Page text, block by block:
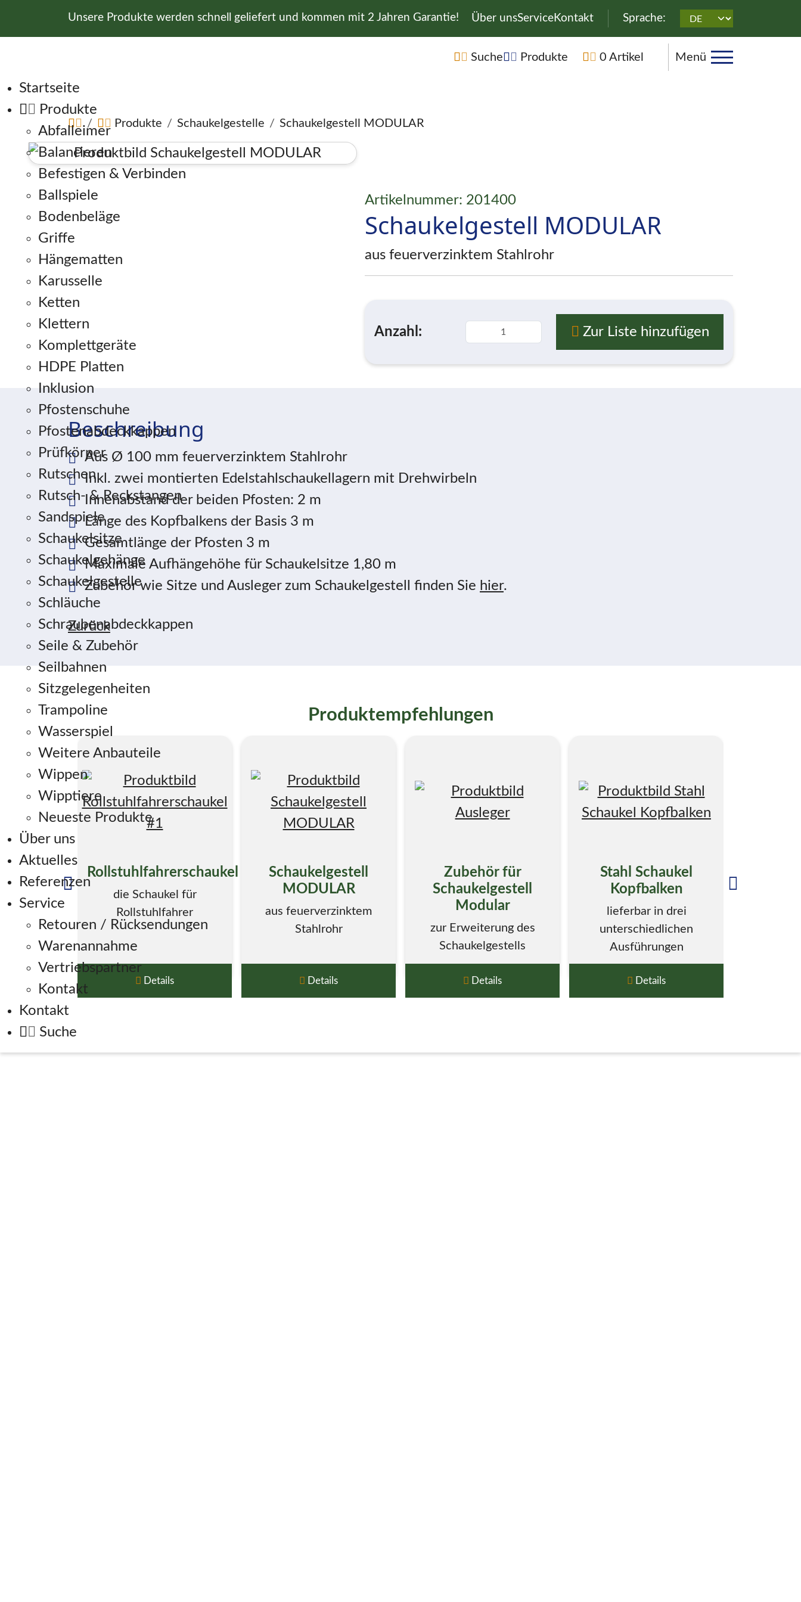
Unsere Produkte werden schnell geliefert und kommen mit 2 Jahren Garantie! Navigation überspringen
Über unsServiceKontakt Sprache:
Navigation überspringen
Suche Produkte 0 Artikel Menü
Navigation überspringen
Startseite
Produkte
Abfalleimer
Balancieren
Befestigen & Verbinden
Ballspiele
Bodenbeläge
Griffe
Hängematten
Karusselle
Ketten
Klettern
Komplettgeräte
HDPE Platten
Inklusion
Pfostenschuhe
Pfostenabdeckkappen
Prüfkörper
Rutschen
Rutsch- & Reckstangen
Sandspiele
Schaukelsitze
Schaukelgehänge
Schaukelgestelle
Schläuche
Schraubenabdeckkappen
Seile & Zubehör
Seilbahnen
Sitzgelegenheiten
Trampoline
Wasserspiel
Weitere Anbauteile
Wippen
Wipptiere
Neueste Produkte
Über uns
Aktuelles
Referenzen
Service
Retouren / Rücksendungen
Warenannahme
Vertriebspartner
Kontakt
Kontakt
Suche
Produkte Schaukelgestelle Schaukelgestell MODULAR
Artikelnummer: 201400
Schaukelgestell MODULAR
aus feuerverzinktem Stahlrohr
Anzahl: Zur Liste hinzufügen
Beschreibung
Aus Ø 100 mm feuerverzinktem Stahlrohr
Inkl. zwei montierten Edelstahlschaukellagern mit Drehwirbeln
Innenabstand der beiden Pfosten: 2 m
Länge des Kopfbalkens der Basis 3 m
Gesamtlänge der Pfosten 3 m
Maximale Aufhängehöhe für Schaukelsitze 1,80 m
Zubehör wie Sitze und Ausleger zum Schaukelgestell finden Sie hier.
Zurück
Produktempfehlungen
Rollstuhlfahrerschaukel
die Schaukel für
Rollstuhlfahrer
Details
Schaukelgestell
MODULAR
aus feuerverzinktem
Stahlrohr
Details
Zubehör für
Schaukelgestell
Modular
zur Erweiterung des
Schaukelgestells
Details
Stahl Schaukel
Kopfbalken
lieferbar in drei
unterschiedlichen
Ausführungen
Details